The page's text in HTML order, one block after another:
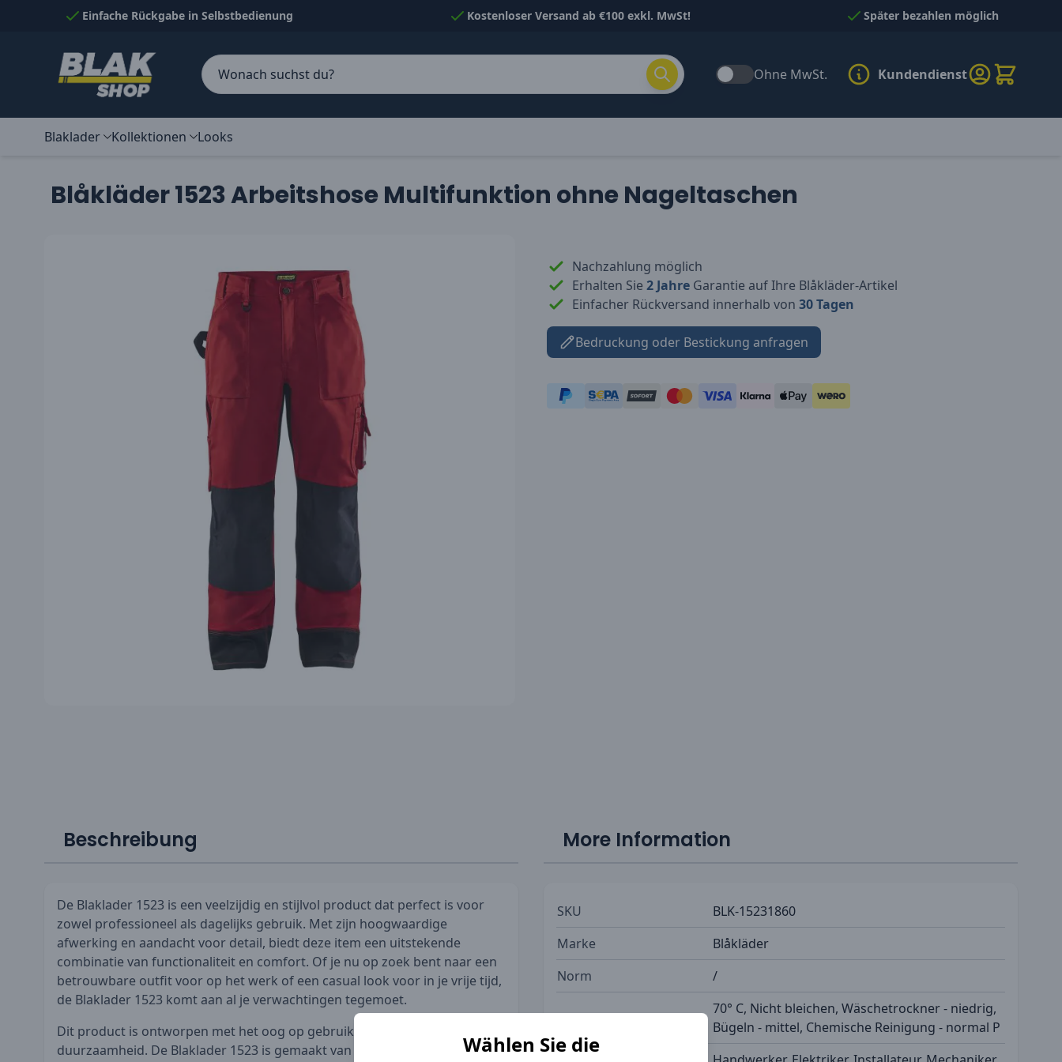
Skip to Content
Wählen Sie die
Einfache Rückgabe in Selbstbedienung Kostenloser Versand ab €100 exkl. MwSt! Später bezahlen möglich
Ohne MwSt. Kundendienst
Blaklader Kollektionen Looks
Blåkläder 1523 Arbeitshose Multifunktion ohne Nageltaschen
Nachzahlung möglich
Erhalten Sie 2 Jahre Garantie auf Ihre Blåkläder-Artikel
Einfacher Rückversand innerhalb von 30 Tagen
Bedruckung oder Bestickung anfragen
Beschreibung
De Blaklader 1523 is een veelzijdig en stijlvol product dat perfect is voor
zowel professioneel als dagelijks gebruik. Met zijn hoogwaardige
afwerking en aandacht voor detail, biedt deze item een uitstekende
combinatie van functionaliteit en comfort. Of je nu op zoek bent naar een
betrouwbare outfit voor op het werk of een casual look voor in je vrije tijd,
de Blaklader 1523 komt aan al je verwachtingen tegemoet.
Dit product is ontworpen met het oog op gebruiksgemak en
duurzaamheid. De Blaklader 1523 is gemaakt van hoogwaardige
More Information
SKU
BLK-15231860
Marke
Blåkläder
Norm
/
Waschanleitung
70° C, Nicht bleichen, Wäschetrockner - niedrig,
Bügeln - mittel, Chemische Reinigung - normal P